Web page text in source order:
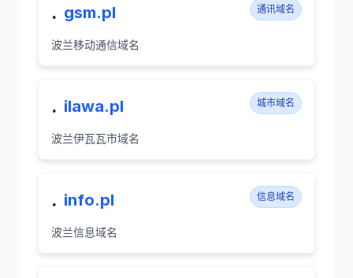
. gsm.pl 通讯域名
波兰移动通信域名
. ilawa.pl 城市域名
波兰伊瓦瓦市域名
. info.pl 信息域名
波兰信息域名